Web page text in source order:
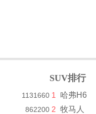
1131660
862200
SUV排行
1 哈弗H6
2 牧马人